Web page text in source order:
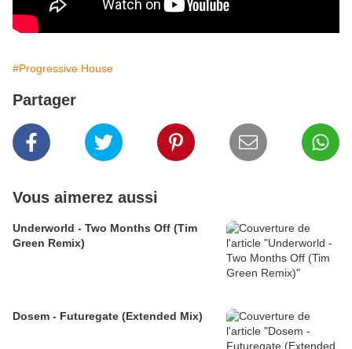
#Progressive House
Partager
Vous aimerez aussi
Underworld - Two Months Off (Tim
Green Remix)
Dosem - Futuregate (Extended Mix)